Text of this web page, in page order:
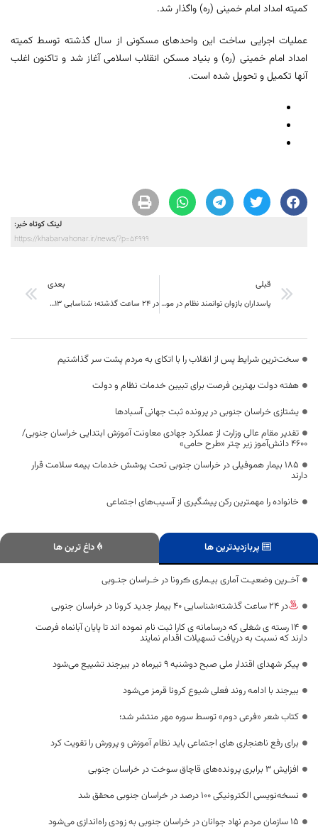
کمیته امداد امام خمینی (ره) واگذار شد.
عملیات اجرایی ساخت این واحدهای مسکونی از سال گذشته توسط کمیته
امداد امام خمینی (ره) و بنیاد مسکن انقلاب اسلامی آغاز شد و تاکنون اغلب
آنها تکمیل و تحویل شده است.
لینک کوتاه خبر:
https://khabarvahonar.ir/news/?p=54999
قبلی
پاسداران بازوان توانمند نظام در مواجهه با تهدیدات هستند
بعدی
در 24 ساعت گذشته؛ شناسایی 13 بیمار جدید کرونا در خراسان جنوبی
سخت‌ترین شرایط پس از انقلاب را با اتکای به مردم پشت سر گذاشتیم
هفته دولت بهترین فرصت برای تبیین خدمات نظام و دولت
یشتازی خراسان جنوبی در پرونده ثبت جهانی آسبادها
تقدیر مقام عالی وزارت از عملکرد جهادی معاونت آموزش ابتدایی خراسان جنوبی/
۴۶۰۰ دانش‌آموز زیر چتر «طرح حامی»
۱۸۵ بیمار هموفیلی در خراسان جنوبی تحت پوشش خدمات بیمه سلامت قرار
دارند
خانواده را مهمترین رکن پیشگیری از آسیب‌های اجتماعی
پربازدیدترین ها داغ ترین ها
آخـرین وضعیـت آماری بیـماری ڪرونا در خـراسان جنـوبی
در 24 ساعت گذشته؛شناسایی 40 بیمار جدید کرونا در خراسان جنوبی
۱۴ رسته ی شغلی که درسامانه ی کارا ثبت نام نموده اند تا پایان آبانماه فرصت
دارند که نسبت به دریافت تسهیلات اقدام نمایند
پیکر شهدای اقتدار ملی صبح دوشنبه ۹ تیرماه در بیرجند تشییع می‌شود
بیرجند با ادامه روند فعلی شیوع کرونا قرمز می‌شود
کتاب شعر «فرعی دوم» توسط سوره مهر منتشر شد؛
برای رفع ناهنجاری های اجتماعی باید نظام آموزش و پرورش را تقویت کرد
افزایش ۳ برابری پرونده‌های قاچاق سوخت در خراسان جنوبی
نسخه‌نویسی الکترونیکی ۱۰۰ درصد در خراسان جنوبی محقق شد
۱۵ سازمان مردم نهاد جوانان در خراسان جنوبی به زودی راه‌اندازی می‌شود